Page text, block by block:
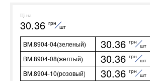
Ціна
30.36 грн
шт
BM.8904-04(зеленый) 30.36 грн
шт
BM.8904-08(желтый) 30.36 грн
шт
BM.8904-10(розовый) 30.36 грн
шт